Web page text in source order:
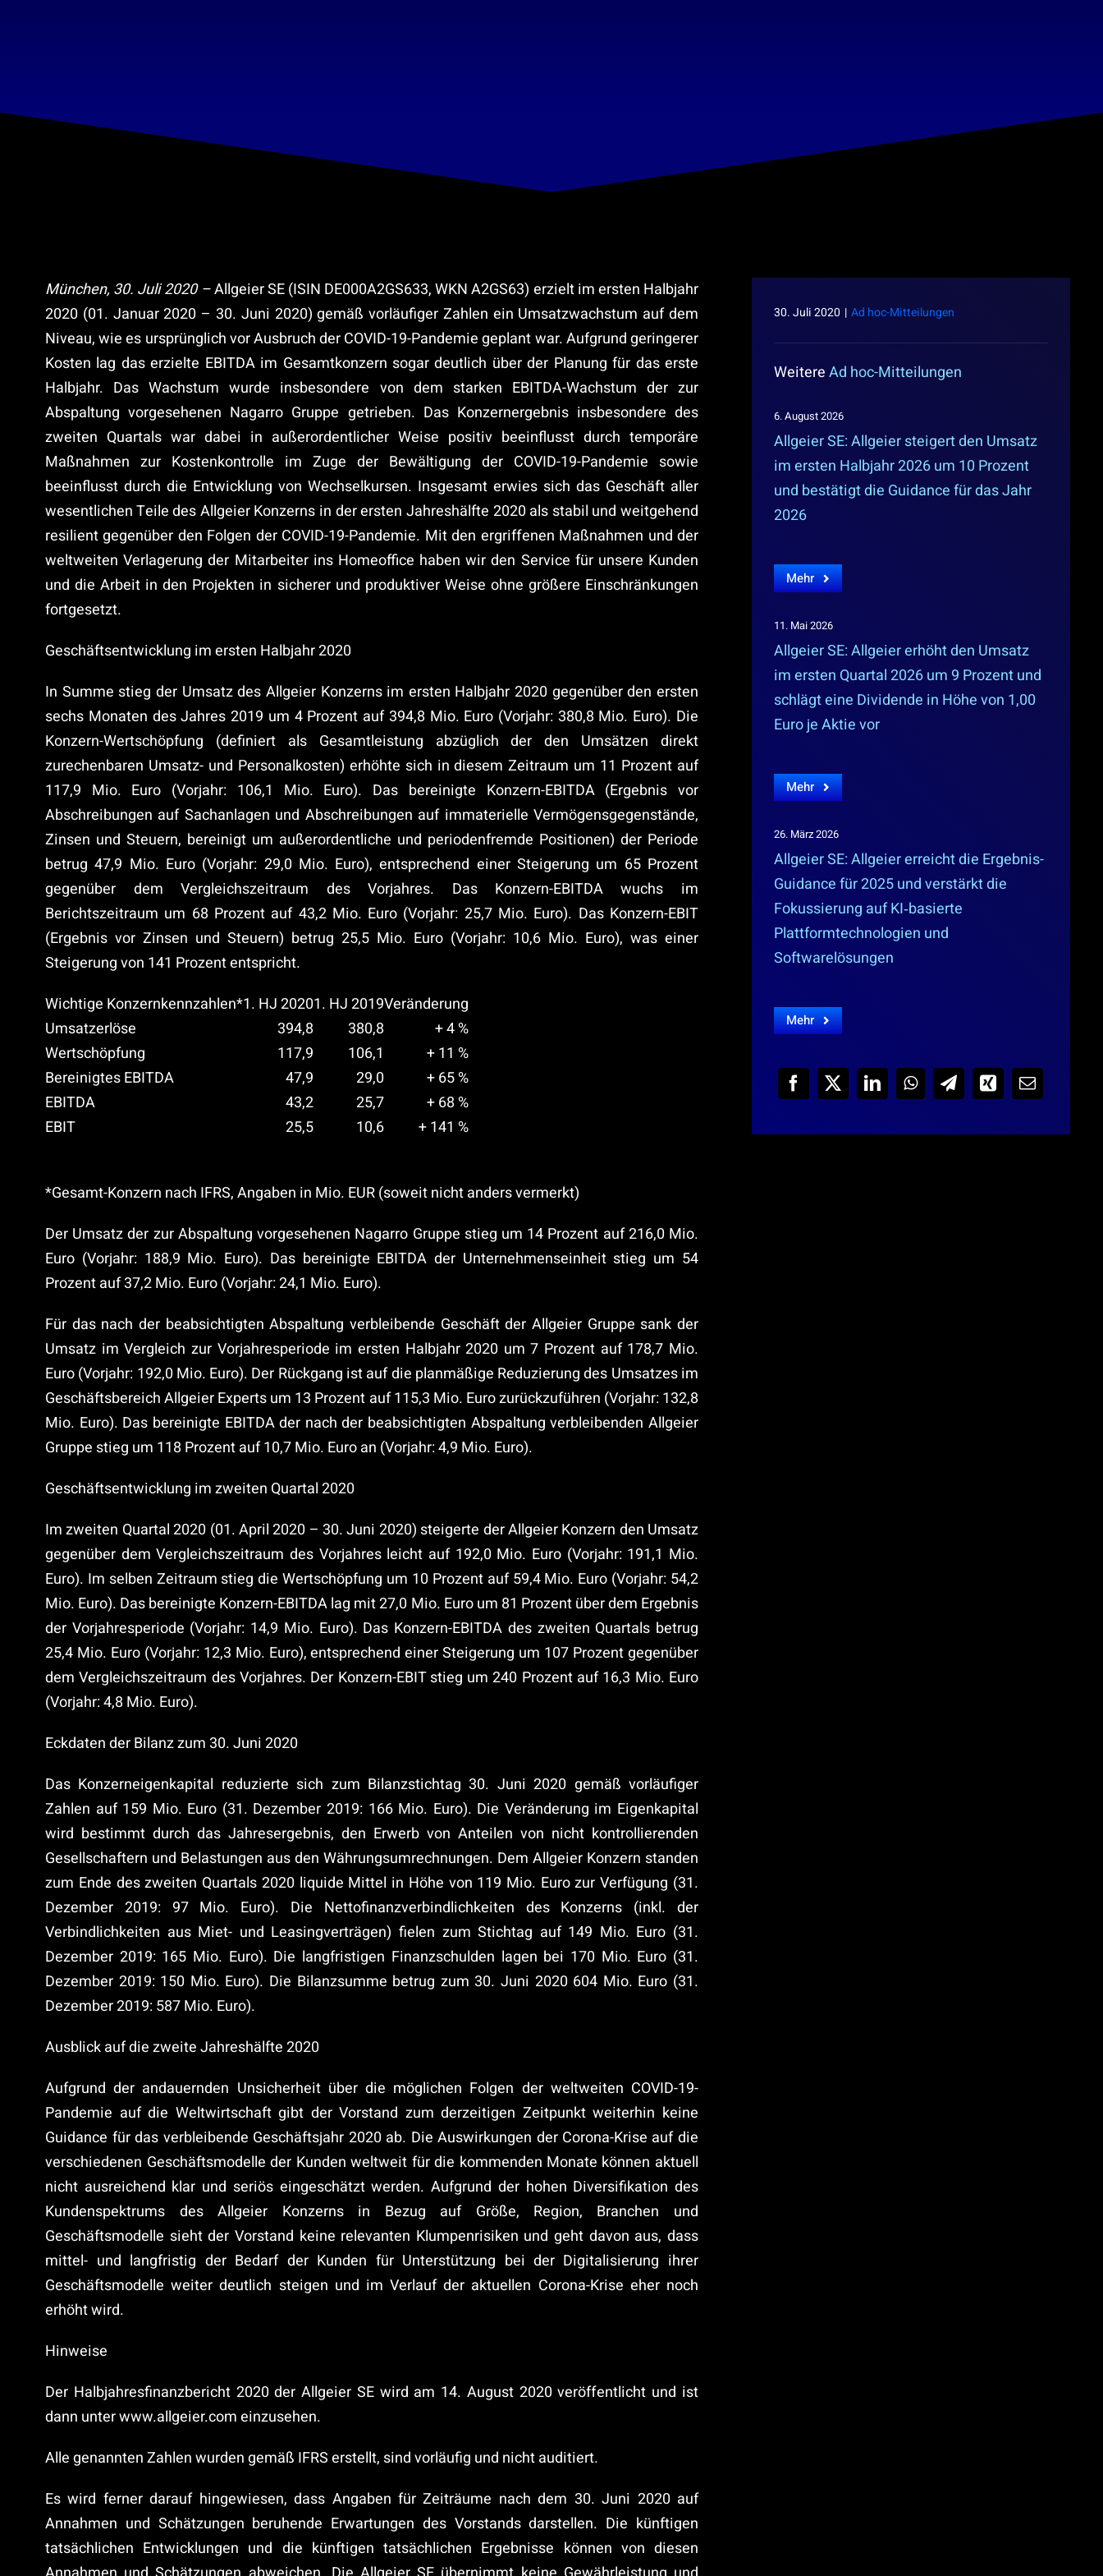
München, 30. Juli 2020 –Allgeier SE (ISIN DE000A2GS633, WKN A2GS63) erzielt im ersten Halbjahr
2020 (01. Januar 2020 – 30. Juni 2020) gemäß vorläufiger Zahlen ein Umsatzwachstum auf dem
Niveau, wie es ursprünglich vor Ausbruch der COVID-19-Pandemie geplant war. Aufgrund geringerer
Kosten lag das erzielte EBITDA im Gesamtkonzern sogar deutlich über der Planung für das erste
Halbjahr. Das Wachstum wurde insbesondere von dem starken EBITDA-Wachstum der zur
Abspaltung vorgesehenen Nagarro Gruppe getrieben. Das Konzernergebnis insbesondere des
zweiten Quartals war dabei in außerordentlicher Weise positiv beeinflusst durch temporäre
Maßnahmen zur Kostenkontrolle im Zuge der Bewältigung der COVID-19-Pandemie sowie
beeinflusst durch die Entwicklung von Wechselkursen. Insgesamt erwies sich das Geschäft aller
wesentlichen Teile des Allgeier Konzerns in der ersten Jahreshälfte 2020 als stabil und weitgehend
resilient gegenüber den Folgen der COVID-19-Pandemie. Mit den ergriffenen Maßnahmen und der
weltweiten Verlagerung der Mitarbeiter ins Homeoffice haben wir den Service für unsere Kunden
und die Arbeit in den Projekten in sicherer und produktiver Weise ohne größere Einschränkungen
fortgesetzt.
Geschäftsentwicklung im ersten Halbjahr 2020
In Summe stieg der Umsatz des Allgeier Konzerns im ersten Halbjahr 2020 gegenüber den ersten
sechs Monaten des Jahres 2019 um 4 Prozent auf 394,8 Mio. Euro (Vorjahr: 380,8 Mio. Euro). Die
Konzern-Wertschöpfung (definiert als Gesamtleistung abzüglich der den Umsätzen direkt
zurechenbaren Umsatz- und Personalkosten) erhöhte sich in diesem Zeitraum um 11 Prozent auf
117,9 Mio. Euro (Vorjahr: 106,1 Mio. Euro). Das bereinigte Konzern-EBITDA (Ergebnis vor
Abschreibungen auf Sachanlagen und Abschreibungen auf immaterielle Vermögensgegenstände,
Zinsen und Steuern, bereinigt um außerordentliche und periodenfremde Positionen) der Periode
betrug 47,9 Mio. Euro (Vorjahr: 29,0 Mio. Euro), entsprechend einer Steigerung um 65 Prozent
gegenüber dem Vergleichszeitraum des Vorjahres. Das Konzern-EBITDA wuchs im
Berichtszeitraum um 68 Prozent auf 43,2 Mio. Euro (Vorjahr: 25,7 Mio. Euro). Das Konzern-EBIT
(Ergebnis vor Zinsen und Steuern) betrug 25,5 Mio. Euro (Vorjahr: 10,6 Mio. Euro), was einer
Steigerung von 141 Prozent entspricht.
Wichtige Konzernkennzahlen*1. HJ 20201. HJ 2019Veränderung
Umsatzerlöse
394,8 380,8
+ 4 %
Wertschöpfung
117,9 106,1
+ 11 %
Bereinigtes EBITDA
47,9 29,0
+ 65 %
EBITDA
43,2 25,7
+ 68 %
EBIT
25,5 10,6 + 141 %
*Gesamt-Konzern nach IFRS, Angaben in Mio. EUR (soweit nicht anders vermerkt)
Der Umsatz der zur Abspaltung vorgesehenen Nagarro Gruppe stieg um 14 Prozent auf 216,0 Mio.
Euro (Vorjahr: 188,9 Mio. Euro). Das bereinigte EBITDA der Unternehmenseinheit stieg um 54
Prozent auf 37,2 Mio. Euro (Vorjahr: 24,1 Mio. Euro).
Für das nach der beabsichtigten Abspaltung verbleibende Geschäft der Allgeier Gruppe sank der
Umsatz im Vergleich zur Vorjahresperiode im ersten Halbjahr 2020 um 7 Prozent auf 178,7 Mio.
Euro (Vorjahr: 192,0 Mio. Euro). Der Rückgang ist auf die planmäßige Reduzierung des Umsatzes im
Geschäftsbereich Allgeier Experts um 13 Prozent auf 115,3 Mio. Euro zurückzuführen (Vorjahr: 132,8
Mio. Euro). Das bereinigte EBITDA der nach der beabsichtigten Abspaltung verbleibenden Allgeier
Gruppe stieg um 118 Prozent auf 10,7 Mio. Euro an (Vorjahr: 4,9 Mio. Euro).
Geschäftsentwicklung im zweiten Quartal 2020
Im zweiten Quartal 2020 (01. April 2020 – 30. Juni 2020) steigerte der Allgeier Konzern den Umsatz
gegenüber dem Vergleichszeitraum des Vorjahres leicht auf 192,0 Mio. Euro (Vorjahr: 191,1 Mio.
Euro). Im selben Zeitraum stieg die Wertschöpfung um 10 Prozent auf 59,4 Mio. Euro (Vorjahr: 54,2
Mio. Euro). Das bereinigte Konzern-EBITDA lag mit 27,0 Mio. Euro um 81 Prozent über dem Ergebnis
der Vorjahresperiode (Vorjahr: 14,9 Mio. Euro). Das Konzern-EBITDA des zweiten Quartals betrug
25,4 Mio. Euro (Vorjahr: 12,3 Mio. Euro), entsprechend einer Steigerung um 107 Prozent gegenüber
dem Vergleichszeitraum des Vorjahres. Der Konzern-EBIT stieg um 240 Prozent auf 16,3 Mio. Euro
(Vorjahr: 4,8 Mio. Euro).
Eckdaten der Bilanz zum 30. Juni 2020
Das Konzerneigenkapital reduzierte sich zum Bilanzstichtag 30. Juni 2020 gemäß vorläufiger
Zahlen auf 159 Mio. Euro (31. Dezember 2019: 166 Mio. Euro). Die Veränderung im Eigenkapital
wird bestimmt durch das Jahresergebnis, den Erwerb von Anteilen von nicht kontrollierenden
Gesellschaftern und Belastungen aus den Währungsumrechnungen. Dem Allgeier Konzern standen
zum Ende des zweiten Quartals 2020 liquide Mittel in Höhe von 119 Mio. Euro zur Verfügung (31.
Dezember 2019: 97 Mio. Euro). Die Nettofinanzverbindlichkeiten des Konzerns (inkl. der
Verbindlichkeiten aus Miet- und Leasingverträgen) fielen zum Stichtag auf 149 Mio. Euro (31.
Dezember 2019: 165 Mio. Euro). Die langfristigen Finanzschulden lagen bei 170 Mio. Euro (31.
Dezember 2019: 150 Mio. Euro). Die Bilanzsumme betrug zum 30. Juni 2020 604 Mio. Euro (31.
Dezember 2019: 587 Mio. Euro).
Ausblick auf die zweite Jahreshälfte 2020
Aufgrund der andauernden Unsicherheit über die möglichen Folgen der weltweiten COVID-19-
Pandemie auf die Weltwirtschaft gibt der Vorstand zum derzeitigen Zeitpunkt weiterhin keine
Guidance für das verbleibende Geschäftsjahr 2020 ab. Die Auswirkungen der Corona-Krise auf die
verschiedenen Geschäftsmodelle der Kunden weltweit für die kommenden Monate können aktuell
nicht ausreichend klar und seriös eingeschätzt werden. Aufgrund der hohen Diversifikation des
Kundenspektrums des Allgeier Konzerns in Bezug auf Größe, Region, Branchen und
Geschäftsmodelle sieht der Vorstand keine relevanten Klumpenrisiken und geht davon aus, dass
mittel- und langfristig der Bedarf der Kunden für Unterstützung bei der Digitalisierung ihrer
Geschäftsmodelle weiter deutlich steigen und im Verlauf der aktuellen Corona-Krise eher noch
erhöht wird.
Hinweise
Der Halbjahresfinanzbericht 2020 der Allgeier SE wird am 14. August 2020 veröffentlicht und ist
dann unter www.allgeier.com einzusehen.
Alle genannten Zahlen wurden gemäß IFRS erstellt, sind vorläufig und nicht auditiert.
Es wird ferner darauf hingewiesen, dass Angaben für Zeiträume nach dem 30. Juni 2020 auf
Annahmen und Schätzungen beruhende Erwartungen des Vorstands darstellen. Die künftigen
tatsächlichen Entwicklungen und die künftigen tatsächlichen Ergebnisse können von diesen
30. Juli 2020 | Ad hoc-Mitteilungen
WeitereAd hoc-Mitteilungen
6. August 2026
Allgeier SE: Allgeier steigert den Umsatz
im ersten Halbjahr 2026 um 10 Prozent
und bestätigt die Guidance für das Jahr
2026
Mehr
11. Mai 2026
Allgeier SE: Allgeier erhöht den Umsatz
im ersten Quartal 2026 um 9 Prozent und
schlägt eine Dividende in Höhe von 1,00
Euro je Aktie vor
Mehr
26. März 2026
Allgeier SE: Allgeier erreicht die Ergebnis-
Guidance für 2025 und verstärkt die
Fokussierung auf KI‑basierte
Plattformtechnologien und
Softwarelösungen
Mehr